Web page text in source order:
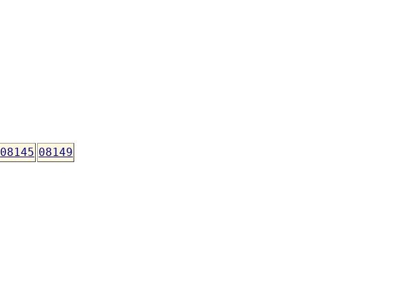
08145 08149